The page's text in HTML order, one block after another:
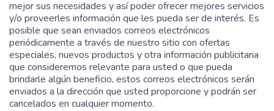
mejor sus necesidades y así poder ofrecer mejores servicios
y/o proveerles información que les pueda ser de interés. Es
posible que sean enviados correos electrónicos
periódicamente a través de nuestro sitio con ofertas
especiales, nuevos productos y otra información publicitaria
que consideremos relevante para usted o que pueda
brindarle algún beneficio, estos correos electrónicos serán
enviados a la dirección que usted proporcione y podrán ser
cancelados en cualquier momento.